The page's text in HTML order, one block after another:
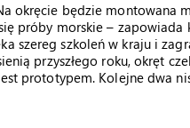
okręcie będzie montowana
próby morskie – zapowiada
szereg szkoleń w kraju i
przyszłego roku, okręt
prototypem. Kolejne dwa